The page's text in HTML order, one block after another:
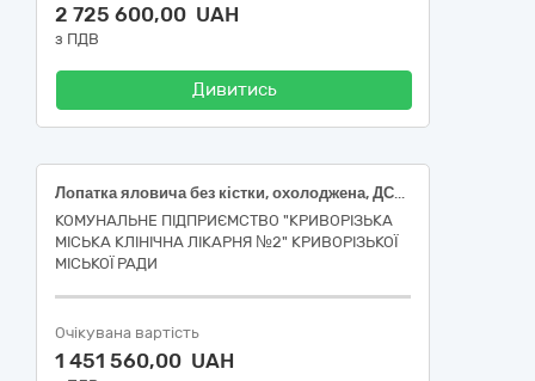
2 725 600,00 UAH
з ПДВ
Дивитись
Лопатка яловича без кістки, охолоджена, ДСТУ 4589
КОМУНАЛЬНЕ ПІДПРИЄМСТВО "КРИВОРІЗЬКА
МІСЬКА КЛІНІЧНА ЛІКАРНЯ №2" КРИВОРІЗЬКОЇ
МІСЬКОЇ РАДИ
Очікувана вартість
1 451 560,00 UAH